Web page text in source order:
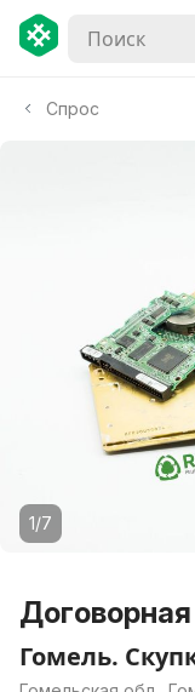
Спрос
1/7
Договорная
Гомель.